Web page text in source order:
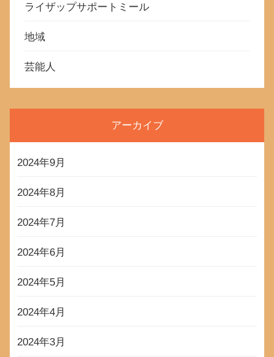
ライザップサポートミール
地域
芸能人
アーカイブ
2024年9月
2024年8月
2024年7月
2024年6月
2024年5月
2024年4月
2024年3月